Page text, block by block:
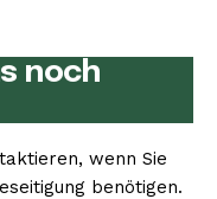
noch
wenn Sie
benötigen.